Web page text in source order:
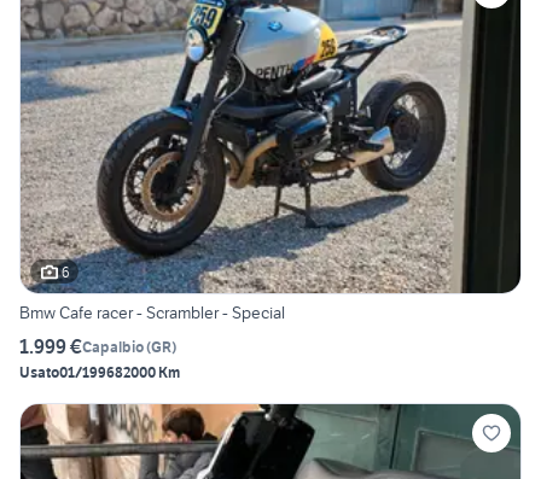
6
Bmw Cafe racer - Scrambler - Special
1.999 €Capalbio(GR)
Usato01/199682000 Km